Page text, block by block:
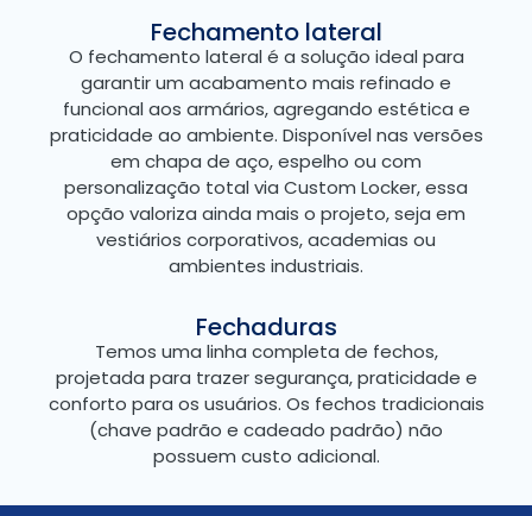
Fechamento lateral
O fechamento lateral é a solução ideal para
garantir um acabamento mais refinado e
funcional aos armários, agregando estética e
praticidade ao ambiente. Disponível nas versões
em chapa de aço, espelho ou com
personalização total via Custom Locker, essa
opção valoriza ainda mais o projeto, seja em
vestiários corporativos, academias ou
ambientes industriais.
Fechaduras
Temos uma linha completa de fechos,
projetada para trazer segurança, praticidade e
conforto para os usuários. Os fechos tradicionais
(chave padrão e cadeado padrão) não
possuem custo adicional.